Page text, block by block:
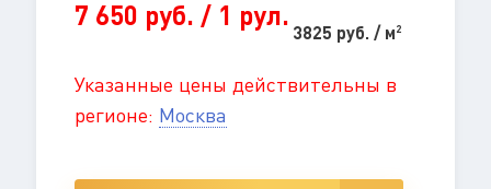
7 650 руб. / 1 рул.
3825 руб. / м2
Указанные цены действительны в
регионе: Москва